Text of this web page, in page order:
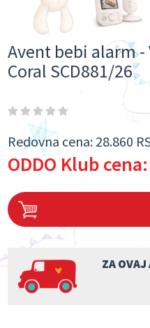
Avent bebi alarm
Coral SCD881/26
Redovna cena: 28.860
ODDO Klub cena:
ZA